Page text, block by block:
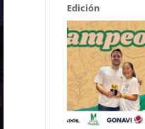
Edición